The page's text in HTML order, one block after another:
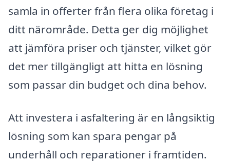
samla in offerter från flera olika företag i
ditt närområde. Detta ger dig möjlighet
att jämföra priser och tjänster, vilket gör
det mer tillgängligt att hitta en lösning
som passar din budget och dina behov.
Att investera i asfaltering är en långsiktig
lösning som kan spara pengar på
underhåll och reparationer i framtiden.